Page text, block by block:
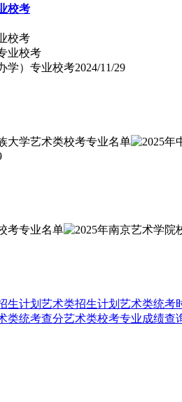
校考
校考
学）专业校考2024/11/29
生计划 艺术类招生计划 艺术类统考
类统考查分艺术类校考专业成绩查